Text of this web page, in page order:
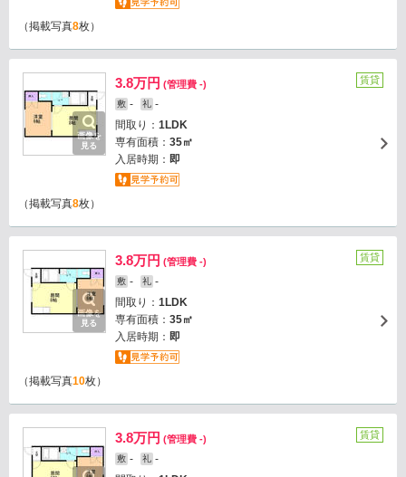
（掲載写真8枚）
画像を
見る
3.8万円 (管理費 -)
敷 - 礼 -
間取り： 1LDK
専有面積： 35㎡
入居時期： 即
賃貸
（掲載写真8枚）
画像を
見る
3.8万円 (管理費 -)
敷 - 礼 -
間取り： 1LDK
専有面積： 35㎡
入居時期： 即
賃貸
（掲載写真10枚）
3.8万円 (管理費 -)
敷 - 礼 -
賃貸